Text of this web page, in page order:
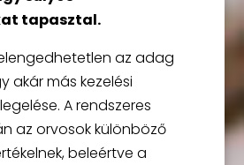
tapasztal.
az adag
akár más kezelési
A rendszeres
az orvosok különböző
beleértve a